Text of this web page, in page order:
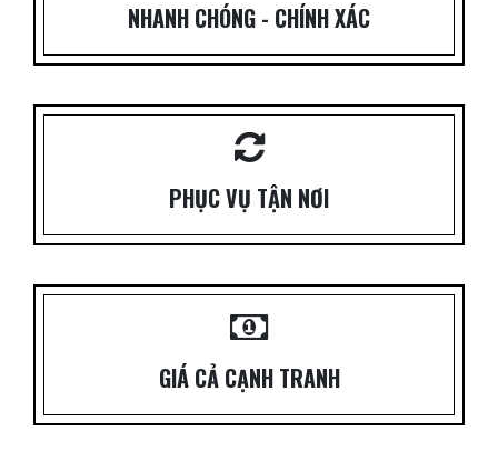
NHANH CHÓNG - CHÍNH XÁC
PHỤC VỤ TẬN NƠI
GIÁ CẢ CẠNH TRANH